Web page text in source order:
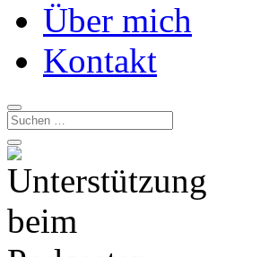
Über mich
Kontakt